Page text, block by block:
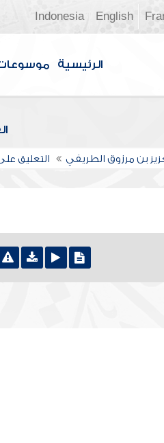
English
Indonesia
الرئيسية
بن مرزوق الطريفي التعليق